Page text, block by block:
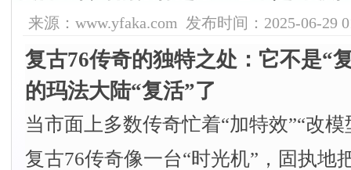
来源：www.yfaka.com 发布时间：2025-06-29
复古76传奇的独特之处：它不是“
的玛法大陆“复活”了
当市面上多数传奇忙着“加特效”“改
复古76传奇像一台“时光机”，固执地